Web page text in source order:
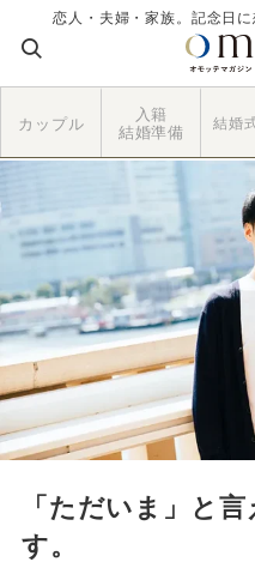
恋人・夫婦・家族。記念日
カップル
入籍
結婚準備
結婚
「ただいま」と
す。